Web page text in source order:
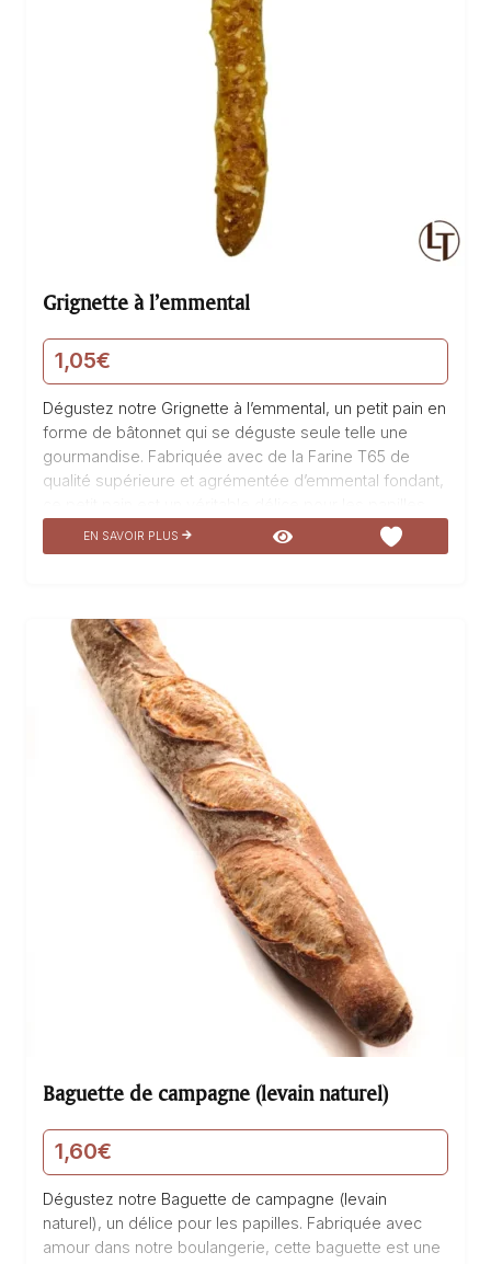
Grignette à l’emmental
1,05€
Dégustez notre Grignette à l’emmental, un petit pain en
forme de bâtonnet qui se déguste seule telle une
gourmandise. Fabriquée avec de la Farine T65 de
qualité supérieure et agrémentée d’emmental fondant,
Son goût savoureux et sa texture moelleuse en font un
incontournable de notre boulangerie pâtisserie La
séduire par cette création gourmande et succombez à
son charme irrésistible.
EN SAVOIR PLUS
Baguette de campagne (levain naturel)
1,60€
Dégustez notre Baguette de campagne (levain
naturel), un délice pour les papilles. Fabriquée avec
amour dans notre boulangerie, cette baguette est une